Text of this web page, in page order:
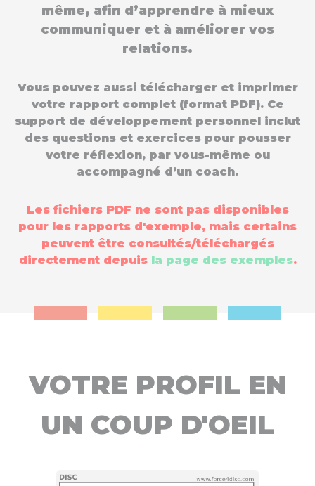
même, afin d’apprendre à mieux
communiquer et à améliorer vos
relations.
Vous pouvez aussi télécharger et imprimer
votre rapport complet (format PDF). Ce
support de développement personnel inclut
des questions et exercices pour pousser
votre réflexion, par vous-même ou
accompagné d’un coach.
Les fichiers PDF ne sont pas disponibles
pour les rapports d'exemple, mais certains
peuvent être consultés/téléchargés
directement depuis la page des exemples.
VOTRE PROFIL EN
UN COUP D'OEIL